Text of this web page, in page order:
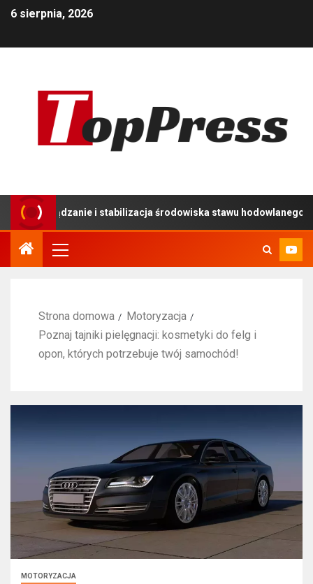
6 sierpnia, 2026
i stabilizacja środowiska stawu hodowlanego
Strona domowa
Motoryzacja
Poznaj tajniki pielęgnacji: kosmetyki do felg i
opon, których potrzebuje twój samochód!
MOTORYZACJA